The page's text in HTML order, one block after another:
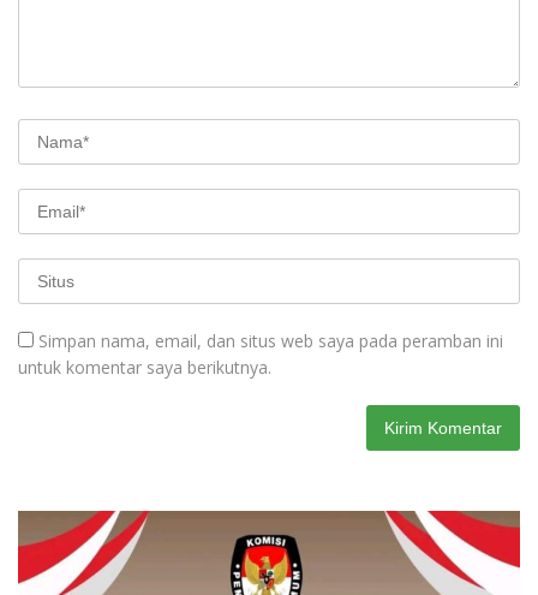
Simpan nama, email, dan situs web saya pada peramban ini
untuk komentar saya berikutnya.